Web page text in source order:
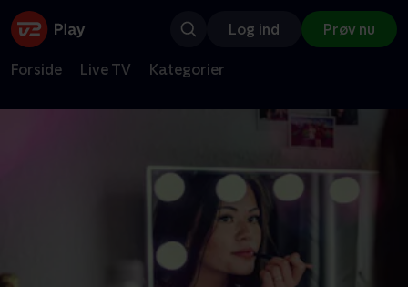
Log ind Prøv nu
Forside Live TV Kategorier